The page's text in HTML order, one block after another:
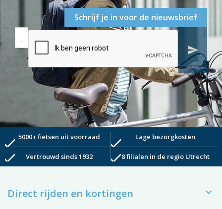
Schrijf je in voor de nieuwsbrief
send
check5000+ fietsen uit voorraad check Lage bezorgkosten
check Vertrouwd sinds 1932 check8 filialen in de regio Utrecht
Direct rijden en kortingen 